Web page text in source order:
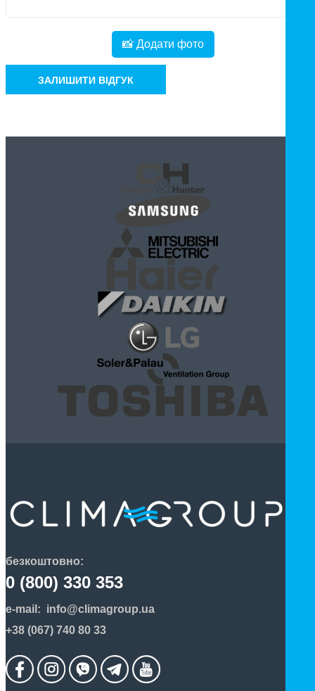
📸 Додати фото
ЗАЛИШИТИ ВІДГУК
безкоштовно:
0 (800) 330 353
e-mail: info@climagroup.ua
+38 (067) 740 80 33